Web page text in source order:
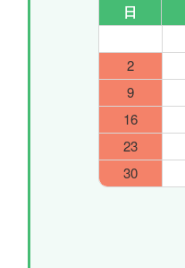
日
2
9
16
23
30